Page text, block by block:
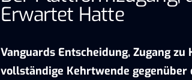
Erwartet Hatte
Vanguards Entscheidung, Zugang
vollständige Kehrtwende